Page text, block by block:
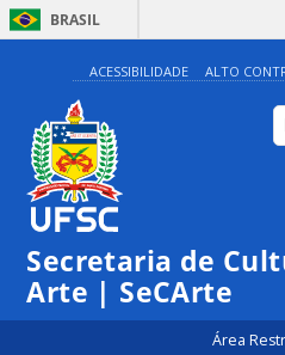
BRASIL
ACESSIBILIDADE ALTO
Secretaria de
Arte | SeCArte
Área